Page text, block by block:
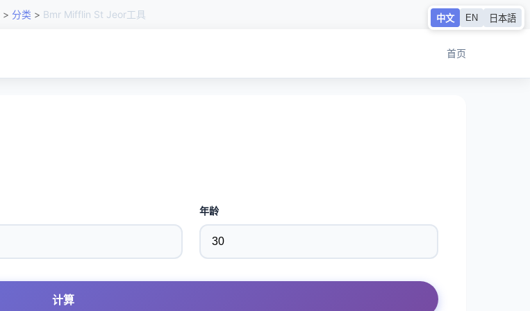
中文 EN 日本語
> 分类 > Bmr Mifflin St Jeor工具
首页
年龄
计算